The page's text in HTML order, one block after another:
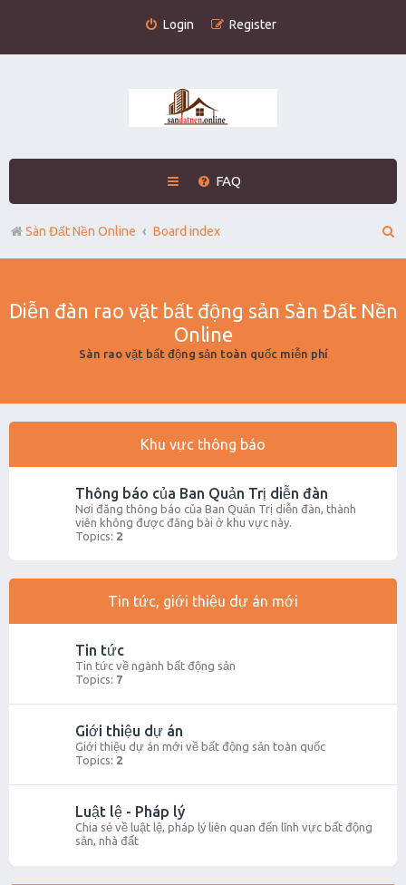
Login Register
FAQ
Sàn Đất Nền Online Board index
e
Diễn đàn rao vặt bất động sản Sàn Đất Nền
Online
Sàn rao vặt bất động sản toàn quốc miễn phí
Khu vực thông báo
Thông báo của Ban Quản Trị diễn đàn
Nơi đăng thông báo của Ban Quản Trị diễn đàn, thành
viên không được đăng bài ở khu vực này.
Topics: 2
Tin tức, giới thiệu dự án mới
Tin tức
Tin tức về ngành bất động sản
Topics: 7
Giới thiệu dự án
Giới thiệu dự án mới về bất động sản toàn quốc
Topics: 2
Luật lệ - Pháp lý
Chia sẻ về luật lệ, pháp lý liên quan đến lĩnh vực bất động
sản, nhà đất